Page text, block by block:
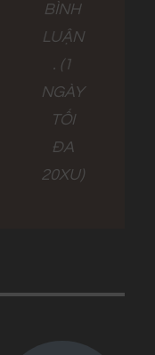
BÌNH
LUẬN
. (1
NGÀY
TỐI
ĐA
20XU)